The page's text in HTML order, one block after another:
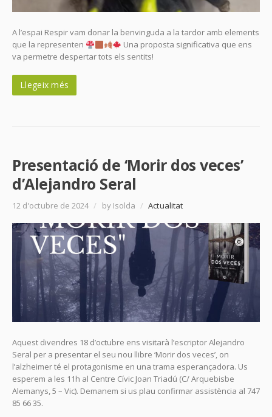
A l’espai Respir vam donar la benvinguda a la tardor amb elements
que la representen
Una proposta significativa que ens
va permetre despertar tots els sentits!
Llegeix més
Presentació de ‘Morir dos veces’
d’Alejandro Seral
12 d'octubre de 2024 / by Isolda / Actualitat
Aquest divendres 18 d’octubre ens visitarà l’escriptor Alejandro
Seral per a presentar el seu nou llibre ‘Morir dos veces’, on
l’alzheimer té el protagonisme en una trama esperançadora. Us
esperem a les 11h al Centre Cívic Joan Triadú (C/ Arquebisbe
Alemanys, 5 – Vic). Demanem si us plau confirmar assistència al 747
85 66 35.